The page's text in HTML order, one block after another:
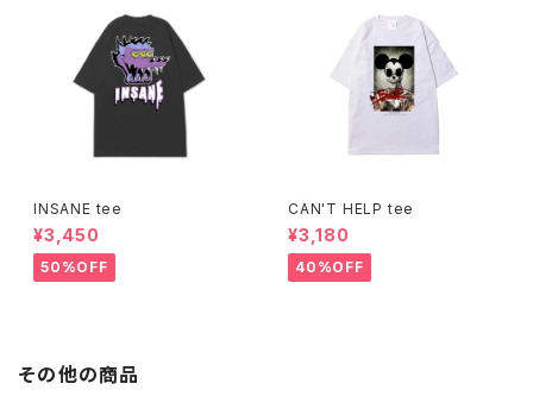
INSANE tee
¥3,450
50%OFF
CAN'T HELP tee
¥3,180
40%OFF
その他の商品